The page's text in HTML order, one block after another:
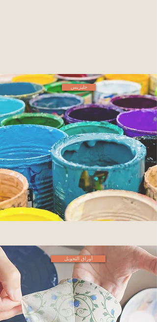
جليزيس
أوراق التحويل